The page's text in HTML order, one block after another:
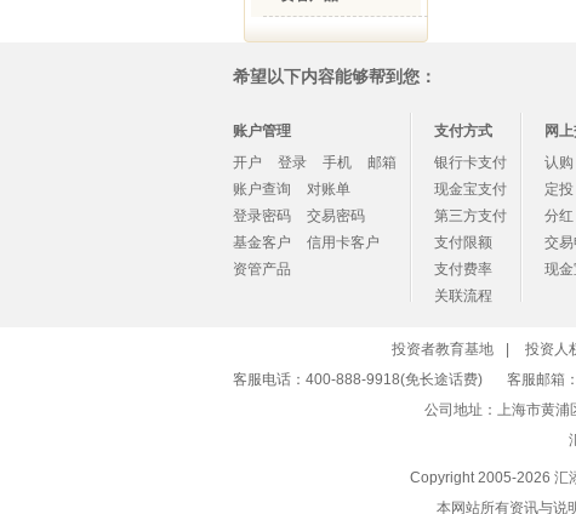
希望以下内容能够帮到您：
账户管理
开户
登录 手机
邮箱
账户查询
对账单
登录密码
交易密码
基金客户
信用卡客户
资管产品
支付方式
银行卡支付
现金宝支付
第三方支付
支付限额
支付费率
关联流程
网
认购
定投
分红
交
现金
投资者教育基地 投资人
客服电话：400-888-9918(免长途话费)
客服邮箱：
公司地址：上海市黄浦
Copyright 2005-2026 汇
本网站所有资讯与说